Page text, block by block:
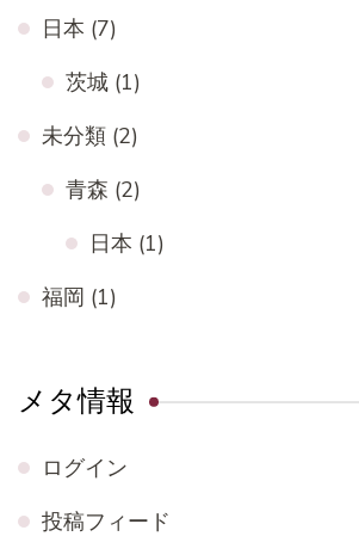
日本 (7)
茨城 (1)
未分類 (2)
青森 (2)
日本 (1)
福岡 (1)
メタ情報
ログイン
投稿フィード